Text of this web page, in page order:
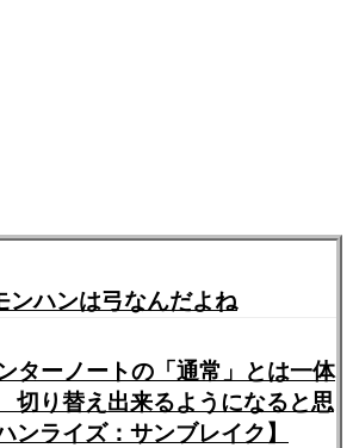
ンハンは弓なんだよね
ターノートの「通常」とは一体
り替え出来るようになると思
ンライズ：サンブレイク】